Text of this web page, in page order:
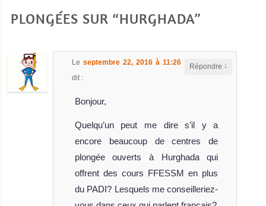
MY Contessa Mia
Le Contessa Mia est un bateau de croisiè
MY Contessa Mia Avis sur le Bateau de Croisière Plongée
MY
PLONGÉES SUR “HURGHADA”
Le septembre 22, 2016 à 11:26 Mattéo
a
dit :
Bonjour,
Quelqu’un peut me dire s’il y a
encore beaucoup de centres de
plongée ouverts à Hurghada qui
offrent des cours FFESSM en plus
du PADI? Lesquels me conseilleriez-
Répondre ↓